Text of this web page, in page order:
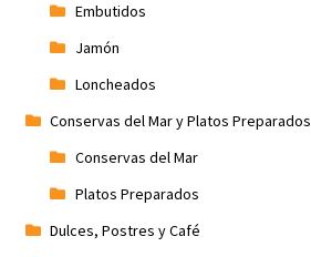
Embutidos
Jamón
Loncheados
Conservas del Mar y Platos Preparados
Conservas del Mar
Platos Preparados
Dulces, Postres y Café